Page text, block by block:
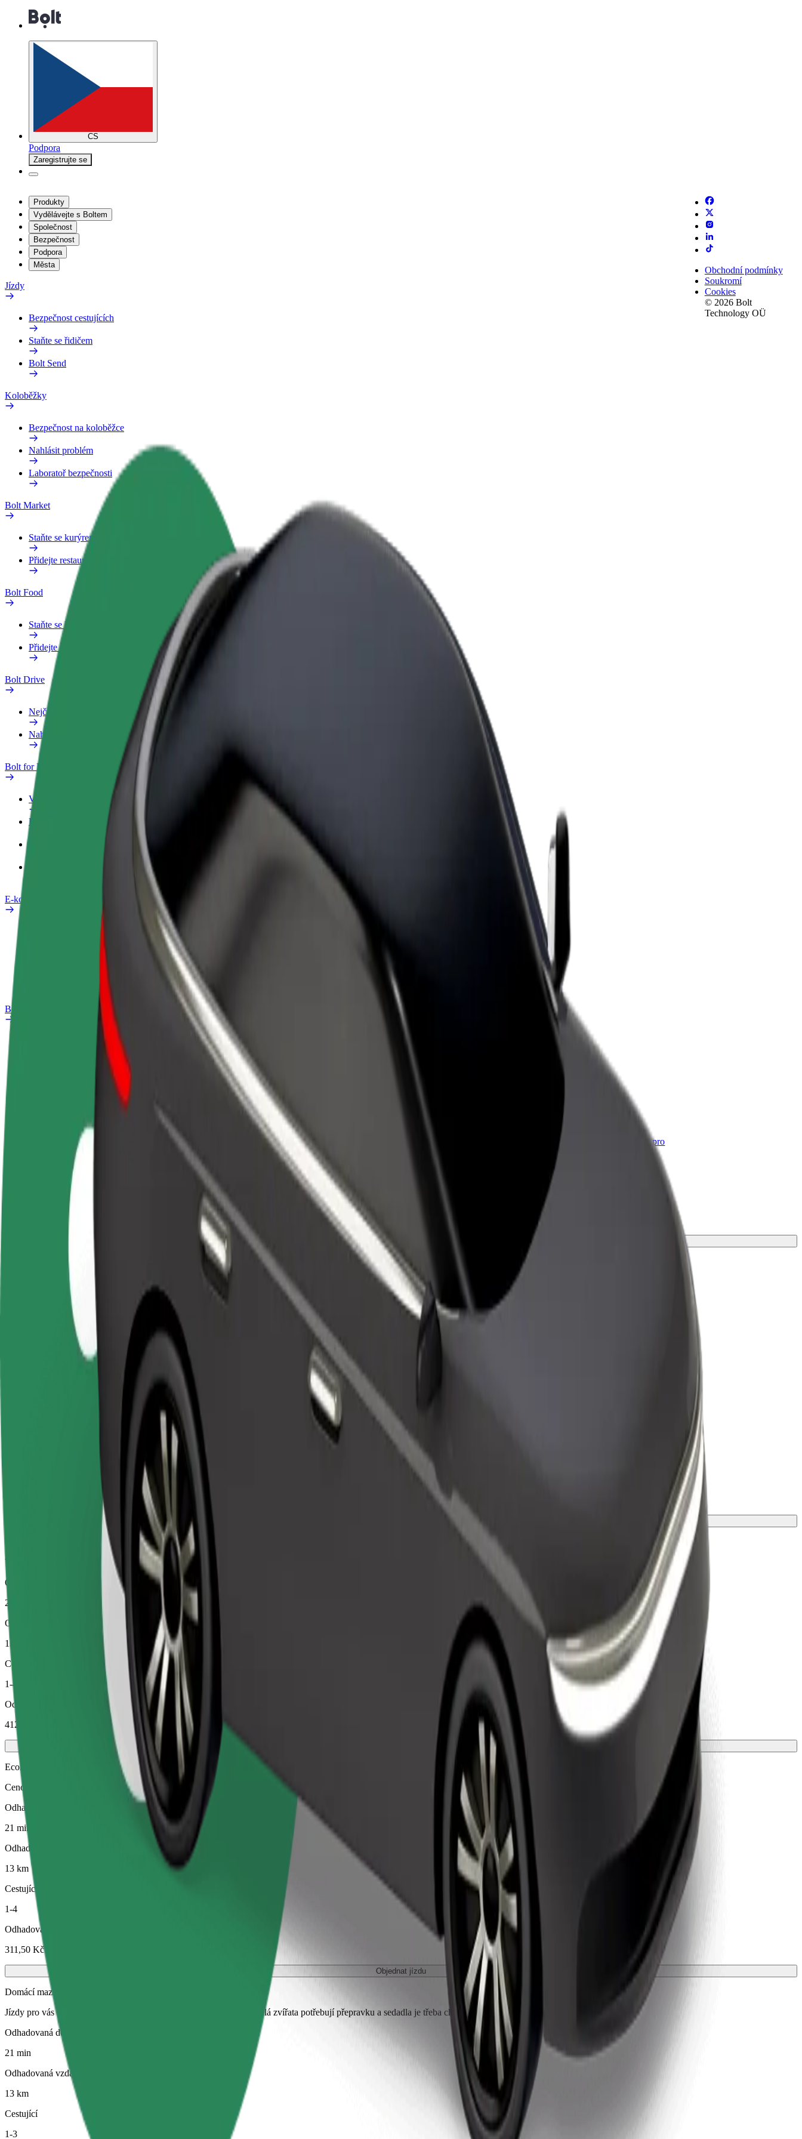
CS
Podpora
Zaregistrujte se
Produkty
Vydělávejte s Boltem
Společnost
Bezpečnost
Podpora
Města
Jízdy
Bezpečnost cestujících
Staňte se řidičem
Bolt Send
Koloběžky
Bezpečnost na koloběžce
Nahlásit problém
Laboratoř bezpečnosti
Bolt Market
Staňte se kurýrem
Přidejte restauraci nebo obchod
Bolt Food
Staňte se kurýrem
Přidejte restauraci nebo obchod
Bolt Drive
Nejčastější otázky
Nahlásit vozidlo
Bolt for Business
Výhody
Pracovní profil
E-kola
Laboratoř bezpečnosti
Bolt Plus
Staňte se řidičem
Vydělávejte podle
Staňte se kurýrem
Doručujte jídlo a dostávejte výplatu
Přidejte restauraci nebo obchod
Oslovte více zákazníků a zvyšte si
tržby
Bolt for Business
Produkty a služby Boltu přesně pro
vaši firmu
Obchodní podmínky
Soukromí
Cookies
© 2026 Bolt
Technology OÜ
Jak se dostat z Opatov, metro C do Florenc Central Bus Station
Hledáte nejlepší způsob, jak se dostat z Opatov, metro C do Florenc Central Bus Station? Prohlédněte si naše služby a najděte tu ideální pro svou cestu.
Stáhnout aplikaci
Florenc Central Bus Station
Pohodlná jízda na dosah ruky!
Spolehlivé jízdy v běžných vozidlech střední velikosti.
Odhadovaná doba jízdy
Větší vozidla s dostatkem místa pro nohy a úložným prostorem
Odhadovaná doba jízdy
21 min
Odhadovaná vzdálenost
13 km
Cestující
1-4
Odhadovaná cena
412,80 Kč
Economy
Cenově dostupné jízdy v základních vozidlech
Odhadovaná doba jízdy
21 min
Odhadovaná vzdálenost
13 km
Cestující
1-4
Odhadovaná cena
311,50 Kč
Objednat jízdu
Domácí mazlíčci
Jízdy pro vás i vašeho domácího mazlíčka. Psi musí mít náhubek, malá zvířata potřebují přepravku a sedadla je třeba chránit dekou nebo podložkou.
Odhadovaná doba jízdy
21 min
Odhadovaná vzdálenost
13 km
Cestující
1-3